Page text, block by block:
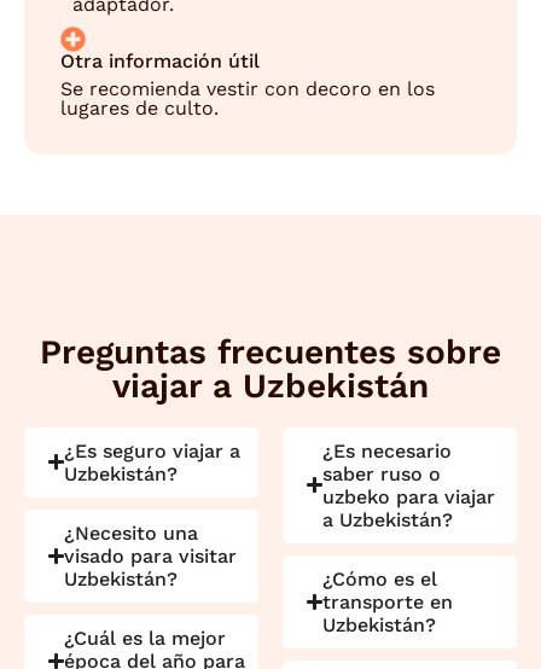
Otra información útil
Se recomienda vestir con decoro en los
lugares de culto.
Preguntas frecuentes sobre
viajar a Uzbekistán
¿Es seguro viajar a
Uzbekistán?
¿Necesito una
visado para visitar
Uzbekistán?
¿Cuál es la mejor
época del año para
¿Es necesario
saber ruso o
uzbeko para viajar
a Uzbekistán?
¿Cómo es el
transporte en
Uzbekistán?